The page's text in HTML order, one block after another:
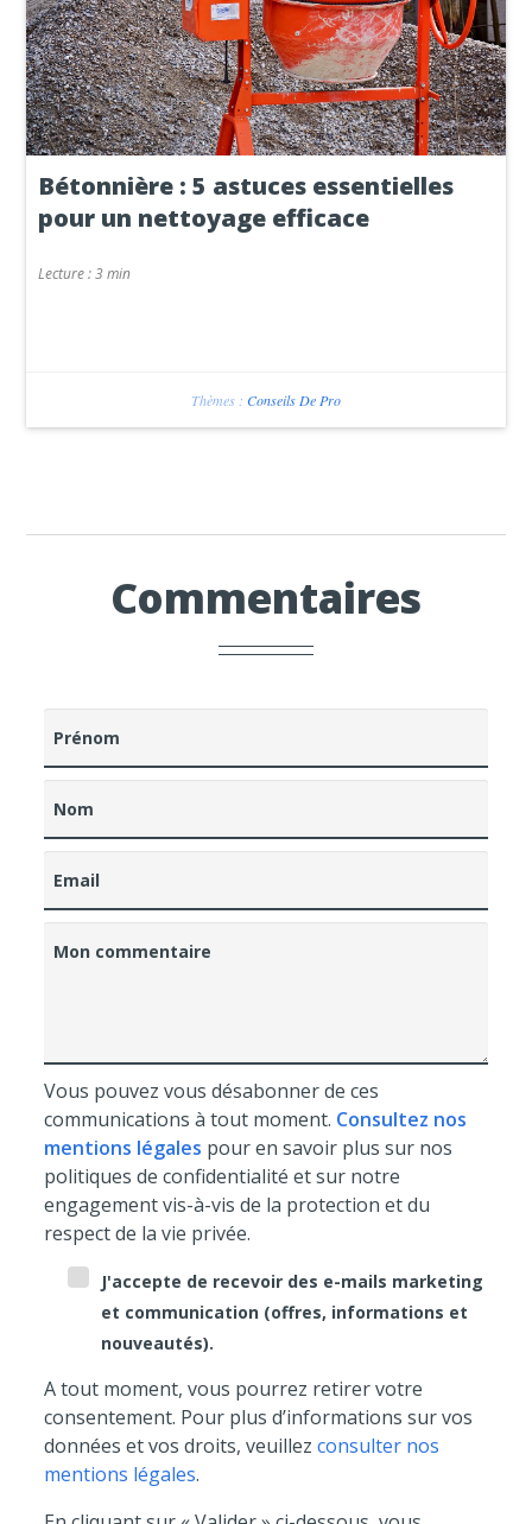
Bétonnière : 5 astuces essentielles
pour un nettoyage efficace
Lecture :3 min
Thèmes : Conseils De Pro
Commentaires
Prénom
Nom
Email
Mon commentaire
Vous pouvez vous désabonner de ces
communications à tout moment. Consultez nos
mentions légales pour en savoir plus sur nos
politiques de confidentialité et sur notre
engagement vis-à-vis de la protection et du
respect de la vie privée.
J'accepte de recevoir des e-mails marketing
et communication (offres, informations et
nouveautés).
A tout moment, vous pourrez retirer votre
consentement. Pour plus d’informations sur vos
données et vos droits, veuillezconsulter nos
mentions légales.